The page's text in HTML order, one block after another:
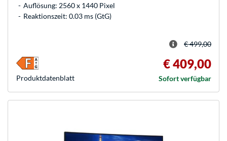
Auflösung: 2560 x 1440 Pixel
Reaktionszeit: 0.03 ms (GtG)
€ 499,00
€ 409,00
Sofort verfügbar
Produkt­datenblatt